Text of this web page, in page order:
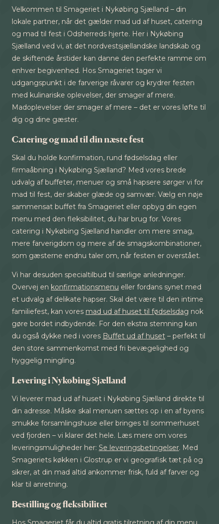
Velkommen til Smageriet i Nykøbing Sjælland – din
lokale partner, når det gælder mad ud af huset, catering
og mad til fest i Odsherreds hjerte. Her i Nykøbing
Sjælland ved vi, at det nordvestsjællandske landskab og
de skiftende årstider kan danne den perfekte ramme om
enhver begivenhed. Hos Smageriet tager vi
udgangspunkt i de farverige råvarer og krydrer festen
med kulinariske oplevelser, der smager af mere.
Madoplevelser der smager af mere – det er vores løfte til
dig og dine gæster.
Catering og mad til din næste fest
Skal du holde konfirmation, rund fødselsdag eller
firmaåbning i Nykøbing Sjælland? Med vores brede
udvalg af buffeter, menuer og små hapsere sørger vi for
mad til fest, der skaber glæde og samvær. Vælg en nøje
sammensat buffet fra Smageriet eller opbyg din egen
menu med den fleksibilitet, du har brug for. Vores
catering i Nykøbing Sjælland handler om mere smag,
mere farverigdom og mere af de smagskombinationer,
som gæsterne endnu taler om, når festen er overstået.
Vi har desuden specialtilbud til særlige anledninger.
Overvej en konfirmationsmenu eller fordans synet med
et udvalg af delikate hapser. Skal det være til den intime
familiefest, kan vores mad ud af huset til fødselsdag nok
gøre bordet indbydende. For den ekstra stemning kan
du også dykke ned i vores Buffet ud af huset – perfekt til
den store sammenkomst med fri bevægelighed og
hyggelig mingling.
Levering i Nykøbing Sjælland
Vi leverer mad ud af huset i Nykøbing Sjælland direkte til
din adresse. Måske skal menuen sættes op i en af byens
smukke forsamlingshuse eller bringes til sommerhuset
ved fjorden – vi klarer det hele. Læs mere om vores
leveringsmuligheder her: Se leveringsbetingelser. Med
Smageriets køkken i Glostrup er vi geografisk tæt på og
sikrer, at din mad altid ankommer frisk, fuld af farver og
klar til anretning.
Bestilling og fleksibilitet